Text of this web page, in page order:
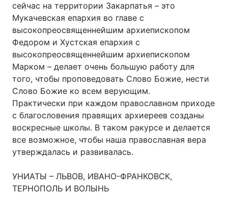
сейчас на территории Закарпатья – это
Мукачевская епархия во главе с
высокопреосвященнейшим архиепископом
Федором и Хустская епархия с
высокопреосвященнейшим архиепископом
Марком – делает очень большую работу для
того, чтобы проповедовать Слово Божие, нести
Слово Божие ко всем верующим.
Практически при каждом православном приходе
с благословения правящих архиереев созданы
воскресные школы. В таком ракурсе и делается
все возможное, чтобы наша православная вера
утверждалась и развивалась.
УНИАТЫ – ЛЬВОВ, ИВАНО-ФРАНКОВСК,
ТЕРНОПОЛЬ И ВОЛЫНЬ